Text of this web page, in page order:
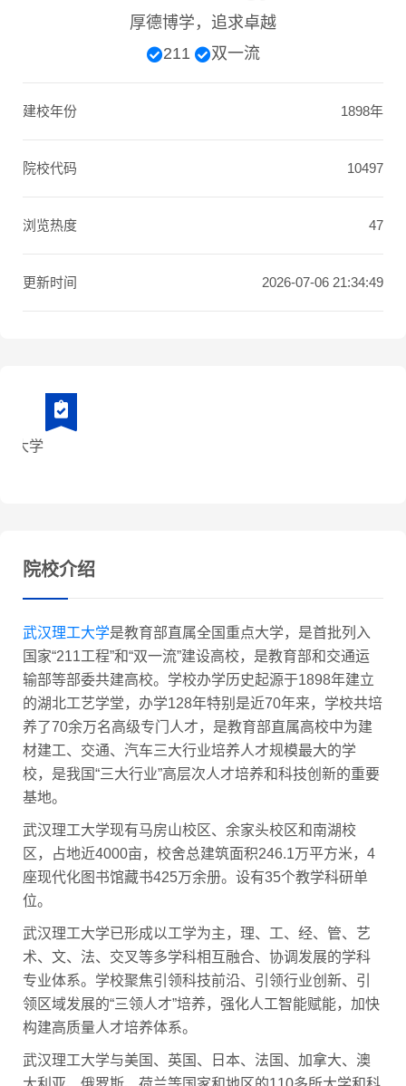
厚德博学，追求卓越
211
双一流
建校年份 1898年
院校代码 10497
浏览热度 47
更新时间 2026-07-06 21:34:49
院校介绍
武汉理工大学是教育部直属全国重点大学，是首批列入
国家“211工程”和“双一流”建设高校，是教育部和交通运
输部等部委共建高校。学校办学历史起源于1898年建立
的湖北工艺学堂，办学128年特别是近70年来，学校共培
养了70余万名高级专门人才，是教育部直属高校中为建
材建工、交通、汽车三大行业培养人才规模最大的学
校，是我国“三大行业”高层次人才培养和科技创新的重要
基地。
武汉理工大学现有马房山校区、余家头校区和南湖校
区，占地近4000亩，校舍总建筑面积246.1万平方米，4
座现代化图书馆藏书425万余册。设有35个教学科研单
位。
武汉理工大学已形成以工学为主，理、工、经、管、艺
术、文、法、交叉等多学科相互融合、协调发展的学科
专业体系。学校聚焦引领科技前沿、引领行业创新、引
领区域发展的“三领人才”培养，强化人工智能赋能，加快
构建高质量人才培养体系。
武汉理工大学与美国、英国、日本、法国、加拿大、澳